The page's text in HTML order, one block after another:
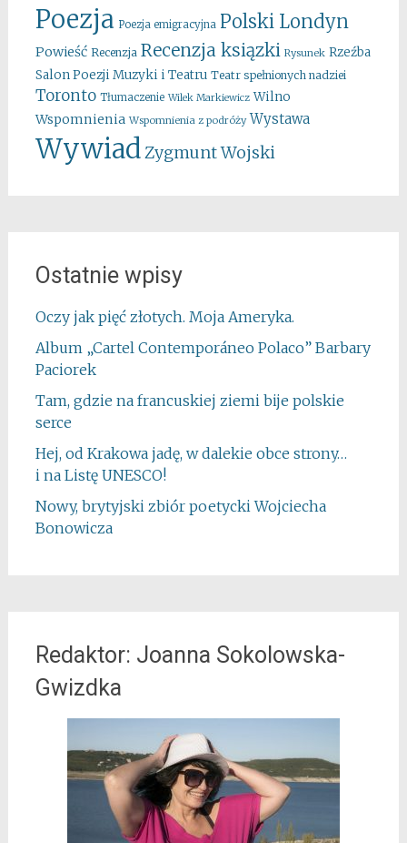
Poezja Poezja emigracyjna Polski Londyn
Powieść Recenzja Recenzja ksiązki Rysunek Rzeźba
Salon Poezji Muzyki i Teatru Teatr spełnionych nadziei
Toronto Tłumaczenie Wilek Markiewicz Wilno
Wspomnienia Wspomnienia z podróży Wystawa
WywiadZygmunt Wojski
Ostatnie wpisy
Oczy jak pięć złotych. Moja Ameryka.
Album „Cartel Contemporáneo Polaco” Barbary
Paciorek
Tam, gdzie na francuskiej ziemi bije polskie
serce
Hej, od Krakowa jadę, w dalekie obce strony…
i na Listę UNESCO!
Nowy, brytyjski zbiór poetycki Wojciecha
Bonowicza
Redaktor: Joanna Sokolowska-
Gwizdka